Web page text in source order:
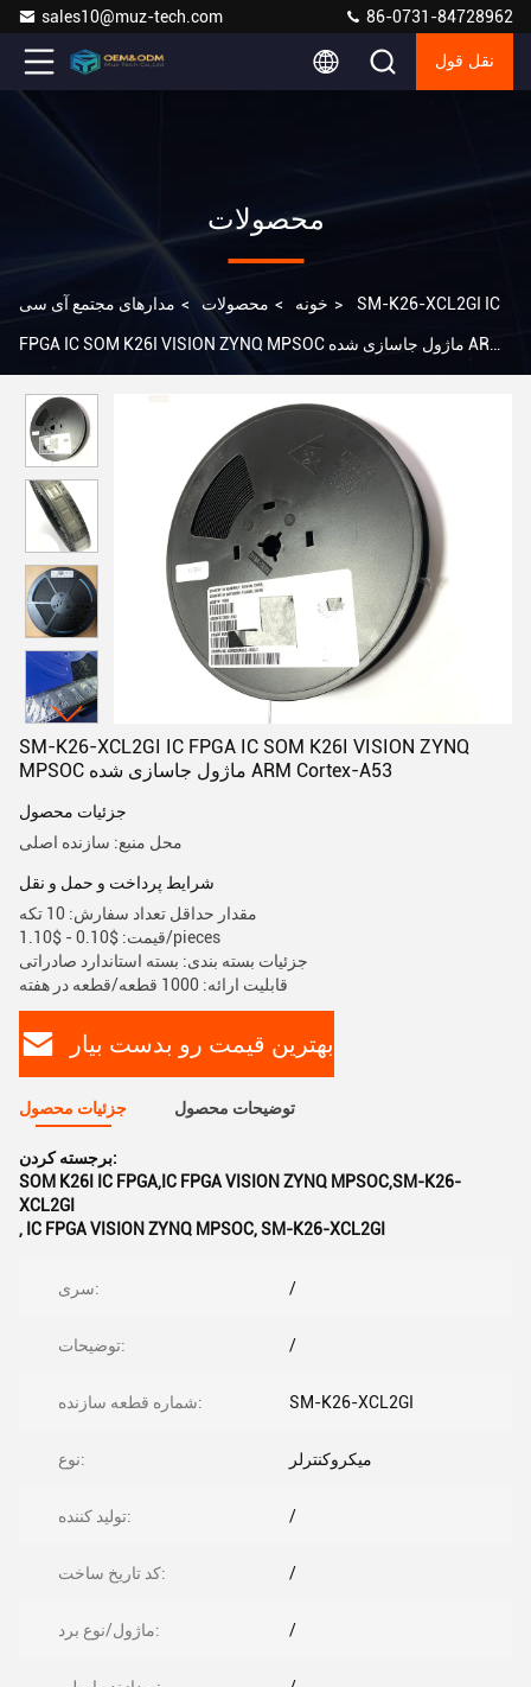
sales10@muz-tech.com 86-0731-84728962
نقل قول
محصولات
خونه > محصولات > مدارهای مجتمع آی سی > SM-K26-XCL2GI IC
FPGA IC SOM K26I VISION ZYNQ MPSOC ماژول جاسازی شده ARM
SM-K26-XCL2GI IC FPGA IC SOM K26I VISION ZYNQ
MPSOC ماژول جاسازی شده ARM Cortex-A53
جزئیات محصول
محل منبع: سازنده اصلی
شرایط پرداخت و حمل و نقل
مقدار حداقل تعداد سفارش: 10 تکه
قیمت: $0.10 - $1.10/pieces
جزئیات بسته بندی: بسته استاندارد صادراتی
قابلیت ارائه: 1000 قطعه/قطعه در هفته
بهترین قیمت رو بدست بیار
جزئیات محصول توضیحات محصول
برجسته کردن:
SOM K26I IC FPGA,IC FPGA VISION ZYNQ MPSOC,SM-K26-
XCL2GI
, IC FPGA VISION ZYNQ MPSOC,SM-K26-XCL2GI
سری: /
توضیحات: /
شماره قطعه سازنده: SM-K26-XCL2GI
نوع: میکروکنترلر
تولید کننده: /
کد تاریخ ساخت: /
ماژول/نوع برد: /